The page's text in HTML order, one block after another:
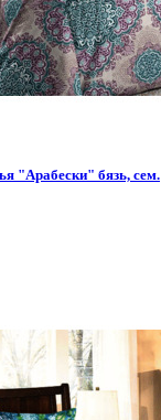
"Арабески" бязь, сем.